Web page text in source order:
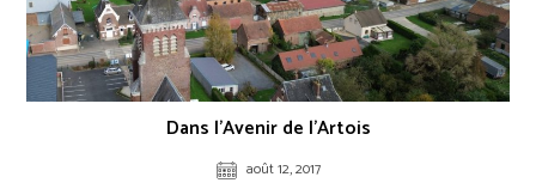
Dans l’Avenir de l’Artois
août 12, 2017